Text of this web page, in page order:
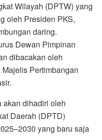
Wilayah (DPTW) yang
oleh Presiden PKS,
daring.
Dewan Pimpinan
dibacakan oleh
Pertimbangan
akan dihadiri oleh
Daerah (DPTD)
yang baru saja